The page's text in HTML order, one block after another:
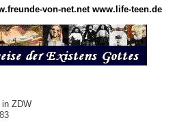
von-net.net www.life-teen.de
ZDW